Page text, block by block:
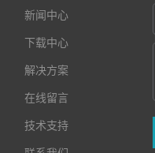
新闻中心
下载中心
解决方案
在线留言
技术支持